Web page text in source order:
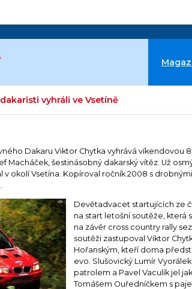
vyhráli ve Vsetíně
Dakaru Viktor Chytka vyhrává víkendovou
Macháček, šestinásobný dakarský vítěz. Už
v okolí Vsetína. Kopíroval ročník 2008 s
Devětadvacet startujících ze
na start letošní soutěže, která
na závěr cross country rally
soutěži zastupoval Viktor
Hořanským, kteří doma
evo. Slušovický Lumír
patrolem a Pavel Vaculík jel
Tomášem Ouředníčkem s